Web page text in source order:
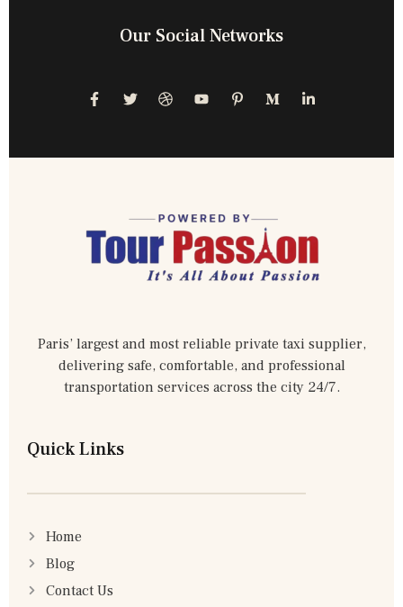
Our Social Networks
Paris’ largest and most reliable private taxi supplier,
delivering safe, comfortable, and professional
transportation services across the city 24/7.
Quick Links
Home
Blog
Contact Us